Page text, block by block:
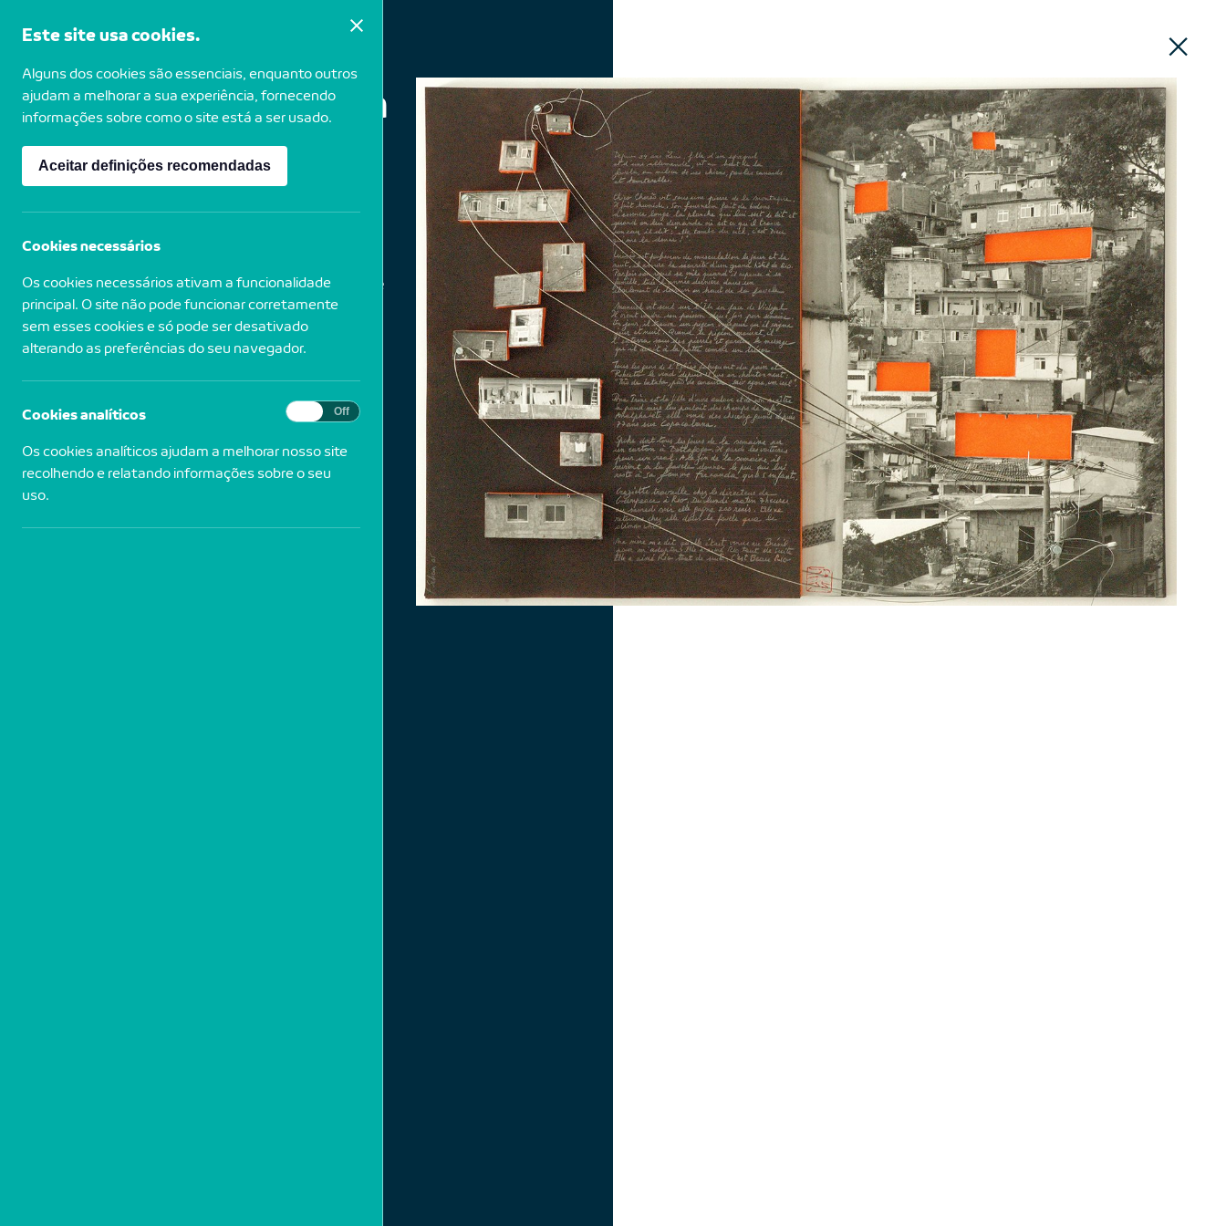
EN
SOBRE ACERVOS INICIATIVAS DIVULGAÇÃO ROTEIROS CONTACTOS
Françoise Schein
1953 Bélgica
Pastel, grafite, impressão fotográfica, fio de alumínio e
parafuso
Este site usa cookies.
Alguns dos cookies são essenciais, enquanto outros
ajudam a melhorar a sua experiência, fornecendo
informações sobre como o site está a ser usado.
Aceitar definições recomendadas
Cookies necessários
Os cookies necessários ativam a funcionalidade
principal. O site não pode funcionar corretamente
sem esses cookies e só pode ser desativado
alterando as preferências do seu navegador.
Cookies analíticos Off
Os cookies analíticos ajudam a melhorar nosso site
recolhendo e relatando informações sobre o seu
uso.